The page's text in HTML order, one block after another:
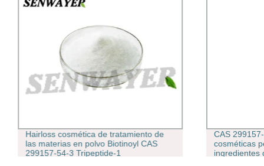
Hairloss cosmética de tratamiento de
las materias en polvo Biotinoyl CAS
299157-54-3 Tripeptide-1
CAS
cosméticas
ingredientes